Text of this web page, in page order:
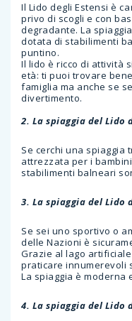
Il Lido degli Estensi è
privo di scogli e con
degradante. La
dotata di stabilimenti
puntino.
Il lido è ricco di attività
età: ti puoi trovare
famiglia ma anche se
divertimento.
2. La spiaggia del Lido
Se cerchi una spiaggia
attrezzata per i
stabilimenti balneari
3. La spiaggia del Lido
Se sei uno sportivo o
delle Nazioni è
Grazie al lago
praticare innumerevoli
La spiaggia è moderna
4. La spiaggia del Lido